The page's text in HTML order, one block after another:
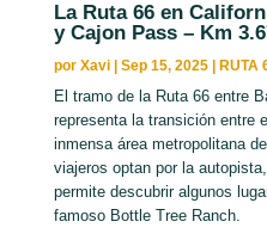
La Ruta 66 en
y Cajon Pass – Km
por Xavi| Sep 15, 2025| RUTA
El tramo de la Ruta 66 entre
representa la transición entre
inmensa área metropolitana
viajeros optan por la
permite descubrir algunos
famoso Bottle Tree Ranch.